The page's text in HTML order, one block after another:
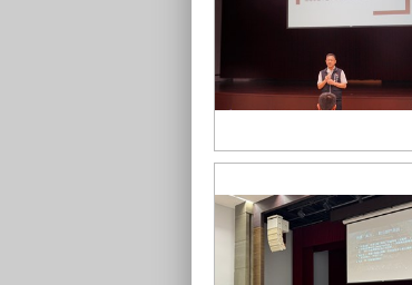
陳大田局長致詞勉勵參訓人員